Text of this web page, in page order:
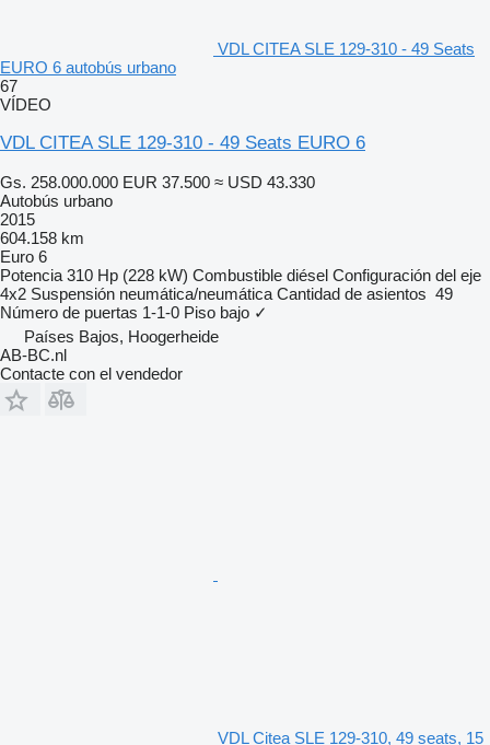
VDL CITEA SLE 129-310 - 49 Seats
EURO 6 autobús urbano
67
VÍDEO
VDL CITEA SLE 129-310 - 49 Seats EURO 6
Gs. 258.000.000 EUR 37.500 ≈ USD 43.330
Autobús urbano
2015
604.158 km
Euro 6
Potencia 310 Hp (228 kW) Combustible diésel Configuración del eje
4x2 Suspensión neumática/neumática Cantidad de asientos 49
Número de puertas 1-1-0 Piso bajo ✓
Países Bajos, Hoogerheide
AB-BC.nl
Contacte con el vendedor
VDL Citea SLE 129-310, 49 seats, 15